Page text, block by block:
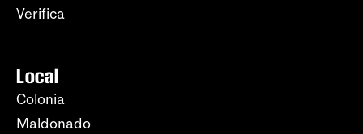
Verifica
Local
Colonia
Maldonado